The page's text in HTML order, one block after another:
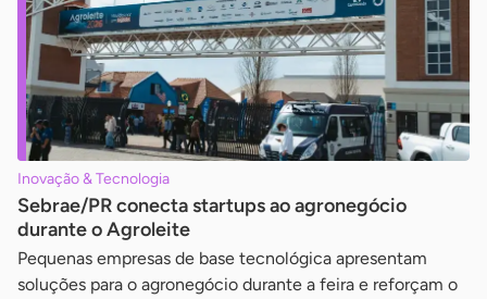
Inovação & Tecnologia
Sebrae/PR conecta startups ao agronegócio
durante o Agroleite
Pequenas empresas de base tecnológica apresentam
soluções para o agronegócio durante a feira e reforçam o